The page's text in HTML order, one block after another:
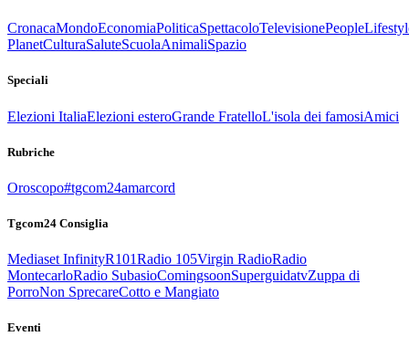
CronacaMondoEconomiaPoliticaSpettacoloTelevisionePeople
PlanetCulturaSaluteScuolaAnimaliSpazio
Speciali
Elezioni ItaliaElezioni esteroGrande FratelloL'isola dei famosiAmici
Rubriche
Oroscopo#tgcom24amarcord
Tgcom24 Consiglia
Mediaset InfinityR101Radio 105Virgin RadioRadio
MontecarloRadio SubasioComingsoonSuperguidatvZuppa di
PorroNon SprecareCotto e Mangiato
Eventi